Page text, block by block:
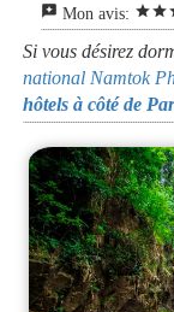
reviews Mon avis: starstar
Si vous désirez
national Namtok
hôtels à côté de